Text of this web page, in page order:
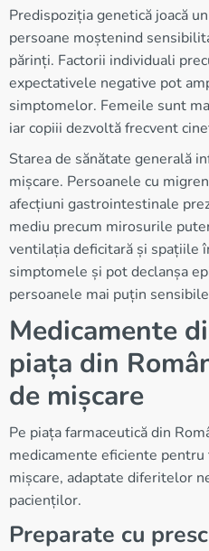
Predispoziția genetică joacă
persoane moștenind
părinți. Factorii individuali
expectativele negative pot
simptomelor. Femeile sunt
iar copiii dezvoltă frecvent
Starea de sănătate generală
mișcare. Persoanele cu
afecțiuni gastrointestinale
mediu precum mirosurile
ventilația deficitară și spațiile
simptomele și pot declanșa
persoanele mai puțin
Medicamente
piața din
de mișcare
Pe piața farmaceutică din
medicamente eficiente
mișcare, adaptate diferitelor
pacienților.
Preparate cu